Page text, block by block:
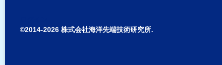
©2014-2026 株式会社海洋先端技術研究所.